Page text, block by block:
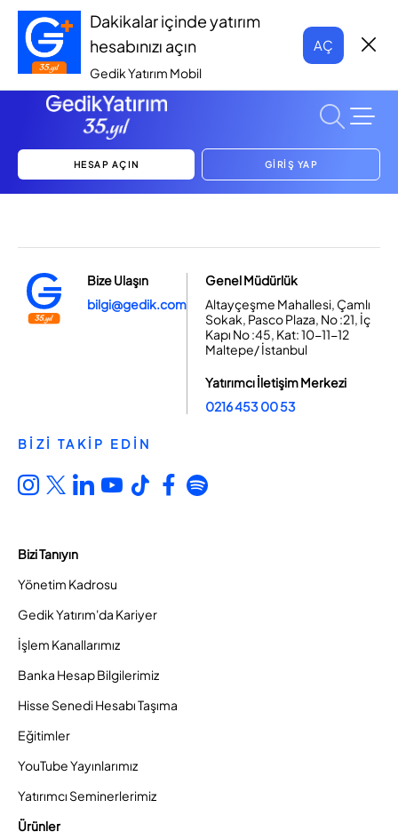
Dakikalar içinde yatırım
hesabınızı açın
Gedik Yatırım Mobil
AÇ
HESAP AÇIN GİRİŞ YAP
Bize Ulaşın
bilgi@gedik.com
Genel Müdürlük
Altayçeşme Mahallesi, Çamlı
Sokak, Pasco Plaza, No :21, İç
Kapı No :45, Kat: 10-11-12
Maltepe/ İstanbul
Yatırımcı İletişim Merkezi
0216 453 00 53
BİZİ TAKİP EDİN
Bizi Tanıyın
Yönetim Kadrosu
Gedik Yatırım'da Kariyer
İşlem Kanallarımız
Banka Hesap Bilgilerimiz
Hisse Senedi Hesabı Taşıma
Eğitimler
YouTube Yayınlarımız
Yatırımcı Seminerlerimiz
Ürünler